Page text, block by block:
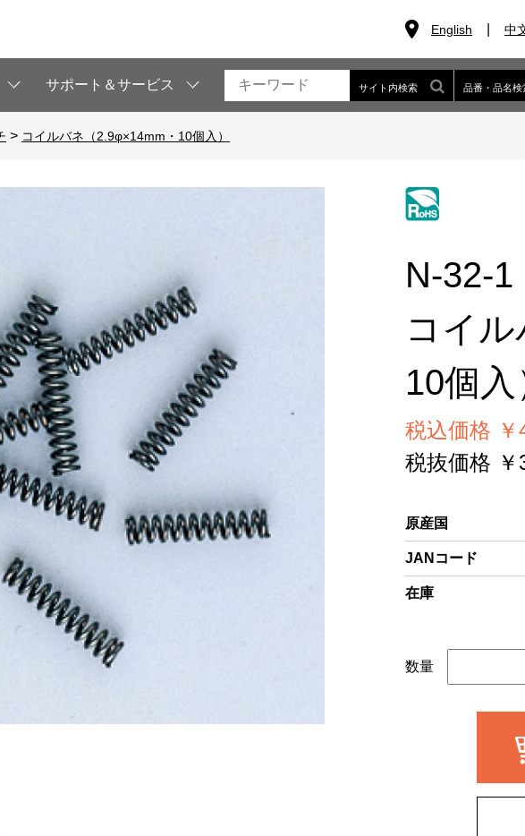
English 中
サポート＆サービス サイト内検索 品番・品名検
> コイルバネ（2.9φ×14mm・10個入）
N-32-1
コイル
10個入
税込価格 ￥
税抜価格 ￥
原産国
JANコード
在庫
数量